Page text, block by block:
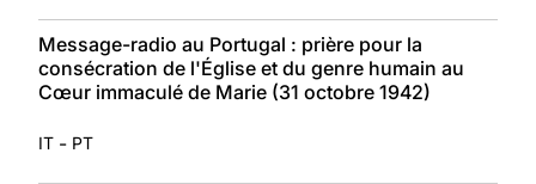
Message-radio au Portugal : prière pour la
consécration de l'Église et du genre humain au
Cœur immaculé de Marie (31 octobre 1942)
IT - PT